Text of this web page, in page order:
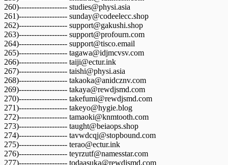
260)------------------- studies@physi.asia
261)------------------- sunday@codeelecc.shop
262)------------------- support@gakushi.shop
263)------------------- support@profourn.com
264)------------------- support@tisco.email
265)------------------- tagawa@idjmcvsv.com
266)------------------- taiji@ectur.ink
267)------------------- taishi@physi.asia
268)------------------- takaoka@anidcznv.com
269)------------------- takaya@rewdjsmd.com
270)------------------- takefumi@rewdjsmd.com
271)------------------- takeyo@hygie.blog
272)------------------- tamaoki@knmtooth.com
273)------------------- taught@beiaops.shop
274)------------------- tavwdcqj@stopbound.com
275)------------------- terao@ectur.ink
276)------------------- teyrzutf@namesstar.com
277)------------------- todaasuka@rewdjsmd.com